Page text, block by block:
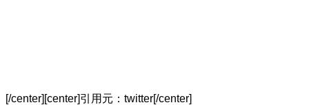
[/center][center]引用元：twitter[/center]